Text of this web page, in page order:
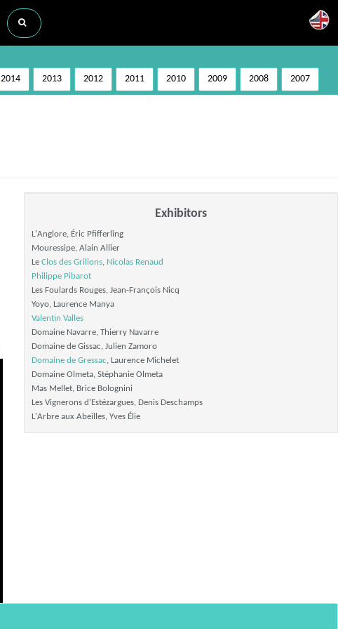
2014 2013 2012 2011 2010 2009 2008 2007
Exhibitors
L'Anglore, Éric Pfifferling
Mouressipe, Alain Allier
Le Clos des Grillons, Nicolas Renaud
Philippe Pibarot
Les Foulards Rouges, Jean-François Nicq
Yoyo, Laurence Manya
Valentin Valles
Domaine Navarre, Thierry Navarre
Domaine de Gissac, Julien Zamoro
Domaine de Gressac, Laurence Michelet
Domaine Olmeta, Stéphanie Olmeta
Mas Mellet, Brice Bolognini
Les Vignerons d'Estézargues, Denis Deschamps
L'Arbre aux Abeilles, Yves Élie